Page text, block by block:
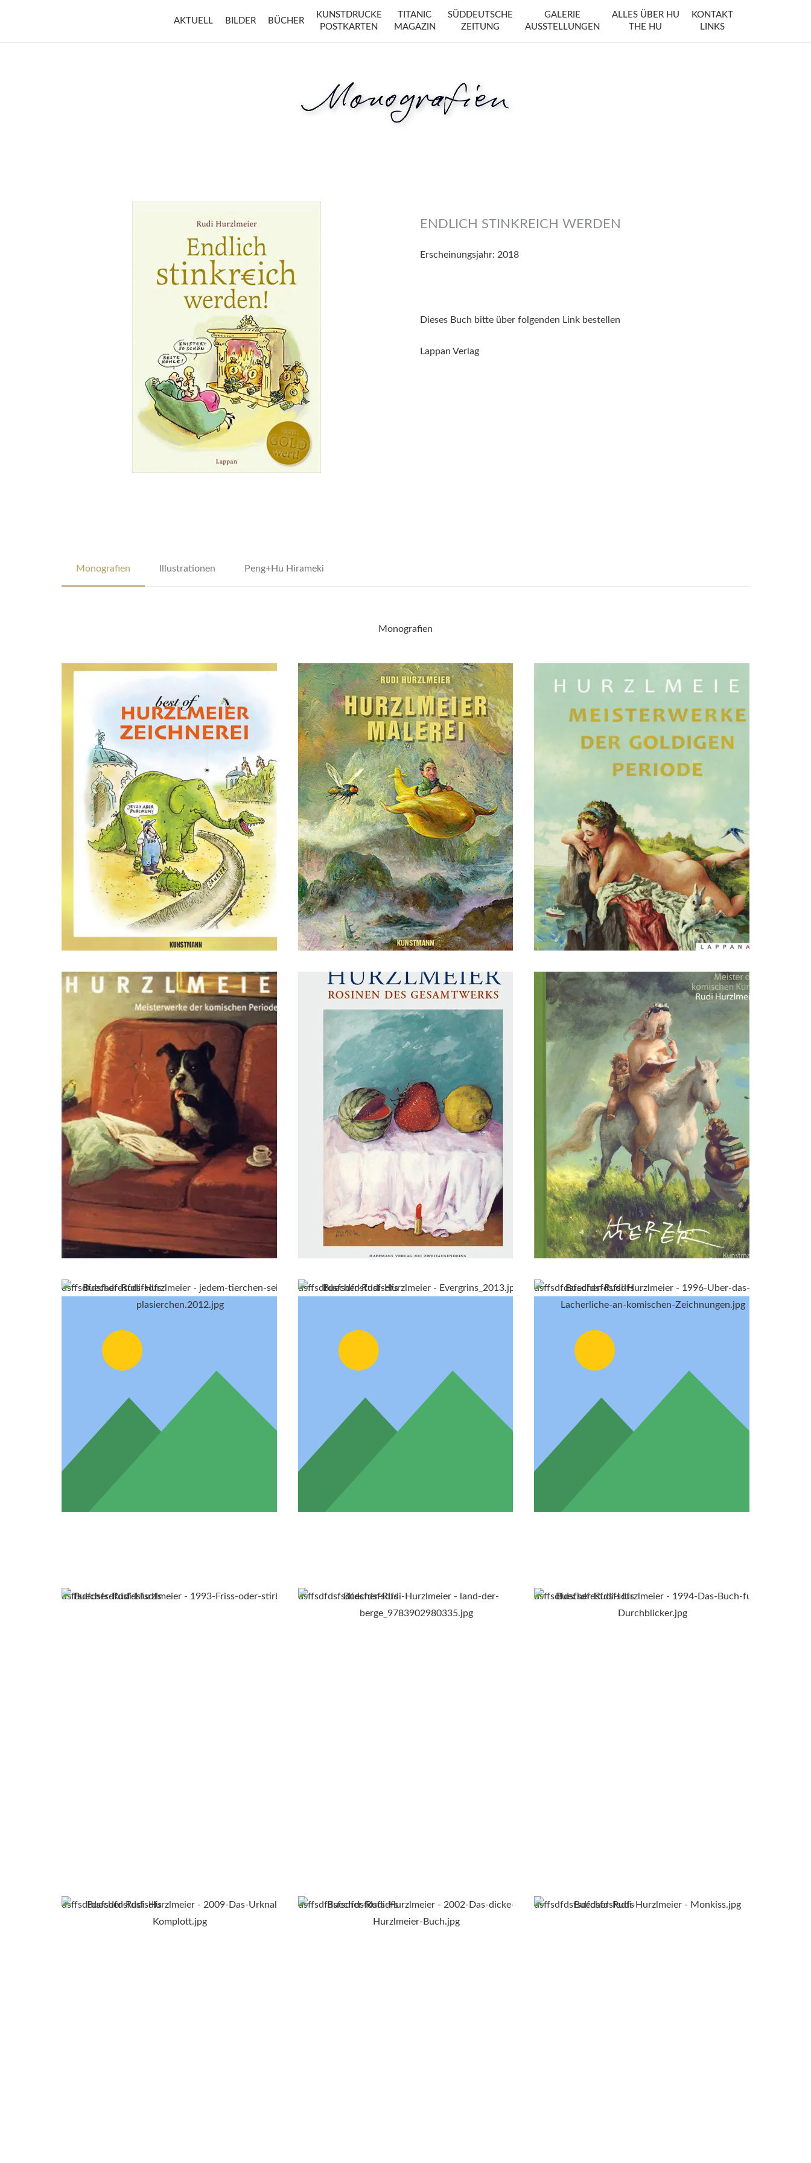
AKTUELL BILDER BÜCHER
KUNSTDRUCKE
POSTKARTEN
TITANIC
MAGAZIN
SÜDDEUTSCHE
ZEITUNG
GALERIE
AUSSTELLUNGEN
ALLES ÜBER HU
THE HU
KONTAKT
LINKS
ENDLICH STINKREICH WERDEN
Erscheinungsjahr: 2018
Dieses Buch bitte über folgenden Link bestellen
Lappan Verlag
Monografien Illustrationen Peng+Hu Hirameki
Monografien
dsffsdfdsfsdfdsfdsfsdfs dsffsdfdsfsdfdsfdsfsdfs
dsffsdfdsfsdfdsfdsfsdfs dsffsdfdsfsdfdsfdsfsdfs dsffsdfdsfsdfdsfdsfsdfs
dsffsdfdsfsdfdsfdsfsdfs dsffsdfdsfsdfdsfdsfsdfs dsffsdfdsfsdfdsfdsfsdfs
dsffsdfdsfsdfdsfdsfsdfs dsffsdfdsfsdfdsfdsfsdfs dsffsdfdsfsdfdsfdsfsdfs
dsffsdfdsfsdfdsfdsfsdfs dsffsdfdsfsdfdsfdsfsdfs dsffsdfdsfsdfdsfdsfsdfs